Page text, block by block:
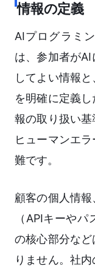
情報の定義
AIプログラミ
は、参加者がAI
してよい情報
を明確に定義
報の取り扱い
ヒューマンエ
難です。
顧客の個人情
（APIキーや
の核心部分な
りません。社